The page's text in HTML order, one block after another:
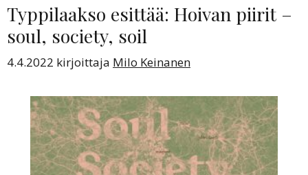
Typpilaakso esittää: Hoivan piirit –
soul, society, soil
4.4.2022 kirjoittaja Milo Keinanen